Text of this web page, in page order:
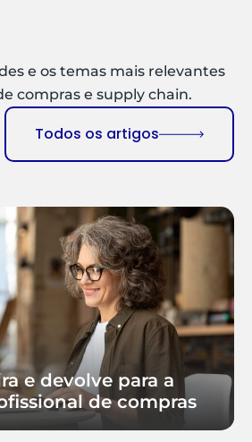
e os temas mais relevantes
compras e supply chain.
Todos os artigos
e devolve para a
de compras